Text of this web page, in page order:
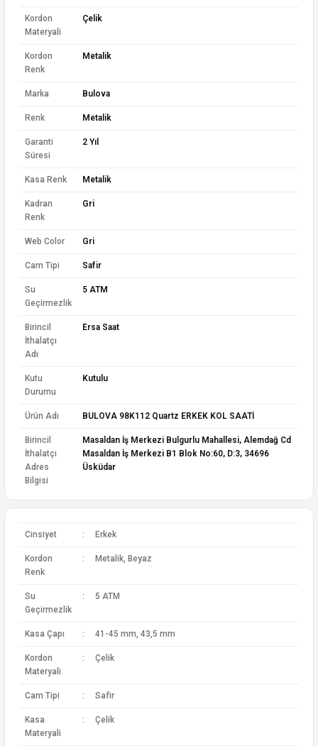
Kordon
Materyali
Çelik
Kordon
Renk
Metalik
Marka Bulova
Renk Metalik
Garanti
Süresi
2 Yıl
Kasa Renk Metalik
Kadran
Renk
Gri
Web Color Gri
Cam Tipi Safir
Su
Geçirmezlik
5 ATM
Birincil
İthalatçı
Adı
Ersa Saat
Kutu
Durumu
Kutulu
Ürün Adı BULOVA 98K112 Quartz ERKEK KOL SAATİ
Birincil
İthalatçı
Adres
Bilgisi
Masaldan İş Merkezi Bulgurlu Mahallesi, Alemdağ Cd
Masaldan İş Merkezi B1 Blok No:60, D:3, 34696
Üsküdar
Cinsiyet : Erkek
Kordon
Renk
: Metalik, Beyaz
Su
Geçirmezlik
: 5 ATM
Kasa Çapı : 41-45 mm, 43,5 mm
Kordon
Materyali
: Çelik
Cam Tipi : Safir
Kasa
Materyali
: Çelik